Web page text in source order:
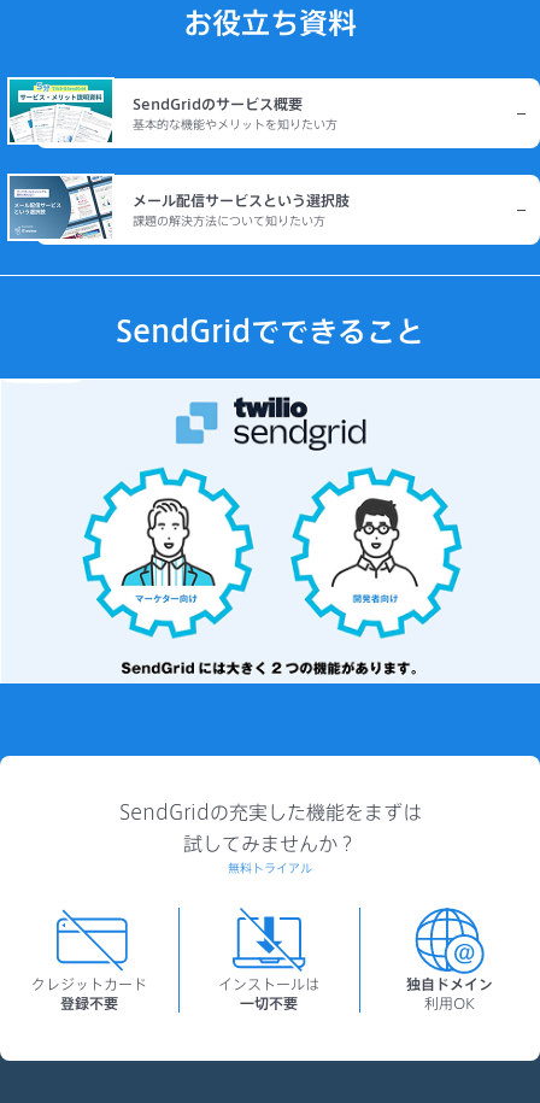
お役立ち資料
SendGridのサービス概要
基本的な機能やメリットを知りたい方
メール配信サービスという選択肢
課題の解決方法について知りたい方
SendGridでできること
クレジットカード
登録不要
インストールは
一切不要
独自ドメイン
利用OK
SendGridの充実した機能をまずは
試してみませんか？
無料トライアル